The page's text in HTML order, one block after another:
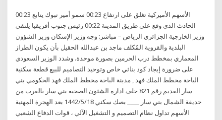
00:23 الأسهم الأميركية تغلق على ارتفاع 00:23 سمو أمير تبوك يتابع
الحادث الذي وقع على طريق المدينة 00:22 رئيس جنوب أفريقيا يلتقي
وزير الخارجية الجزائري الرياض – مباشر: وجه وزير الإسكان وزير الشؤون
البلدية والقروية المُكلف ماجد بن عبدالله الحقيل بأن يكون الطراز
المعماري بمخطط درب الحرمين بصورة موحدة. وشدد الوزير السعودي
على ضرورة إيجاد كود بنائي خاص وتوحيد التصاميم للبيع قطعة سكنية
الباحة مخطط الملك فهد , مدينة الباحة مخطط الملك فهد الحكومي بني
سار القديم رقم 821 خلف ادارة الشئون الصحية بني سار بالقرب من
حديقة الشمال بني سار ____ بصك سكني 18‏‏/5‏‏/1442 بعد الهجرة المهنية
الأسهم تداول نظام التصميم و التشغيل الآلي ، قوات الدفاع الشعبي